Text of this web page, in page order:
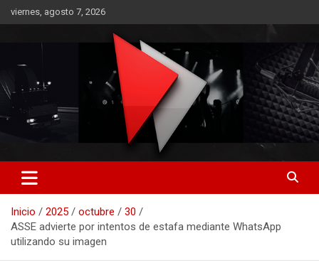
Saltar
al
viernes, agosto 7, 2026
RO CONTENIDOS
Inicio 2025 octubre
30
ASSE advierte por intentos de estafa mediante WhatsApp
utilizando su imagen